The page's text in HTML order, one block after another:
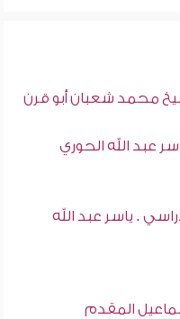
محمد شعبان أبو قرن
عبد الله الحوري
. ياسر عبد الله